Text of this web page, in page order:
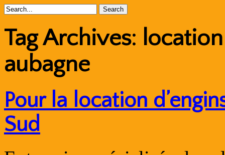
Tag Archives:
aubagne
Pour la location
Sud